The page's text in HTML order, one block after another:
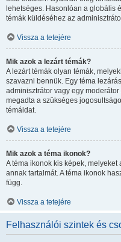
lehetséges. Hasonlóan a globális
témák küldéséhez az
Vissza a tetejére
Mik azok a lezárt témák?
A lezárt témák olyan témák,
szavazni bennük. Egy téma
adminisztrátor vagy egy
megadta a szükséges
témáidat.
Vissza a tetejére
Mik azok a téma ikonok?
A téma ikonok kis képek,
annak tartalmát. A téma ikonok
függ.
Vissza a tetejére
Felhasználói szintek és